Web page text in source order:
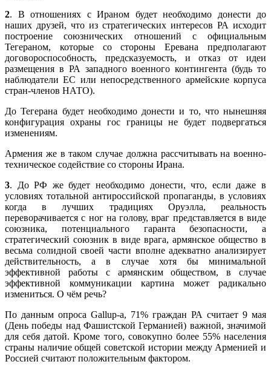
2. В отношениях с Ираном будет необходимо донести до
наших друзей, что из стратегических интересов РА исходит
построение союзнических отношений с официальным
Тегераном, которые со стороны Еревана предполагают
договороспособность, предсказуемость, и отказ от идеи
размещения в РА западного военного контингента (будь то
наблюдатели ЕС или непосредственного армейские корпуса
стран-членов НАТО).
До Тегерана будет необходимо донести и то, что нынешняя
конфигурация охраны гос границы не будет подвергаться
изменениям.
Армения же в таком случае должна рассчитывать на военно-
техническое содействие со стороны Ирана.
3. До РФ же будет необходимо донести, что, если даже в
условиях тотальной антироссийской пропаганды, в условиях
когда в лучших традициях Оруэлла, реальность
переворачивается с ног на голову, враг представляется в виде
союзника, потенциального гаранта безопасности, а
стратегический союзник в виде врага, армянское общество в
весьма солидной своей части вполне адекватно анализирует
действительность, а в случае хотя бы минимальной
эффективной работы с армянским обществом, в случае
эффективной коммуникации картина может радикально
измениться. О чём речь?
По данным опроса Gallup-а, 71% граждан РА считает 9 мая
(День победы над Фашистской Германией) важной, значимой
для себя датой. Кроме того, совокупно более 55% населения
страны наличие общей советской истории между Арменией и
Россией считают положительным фактором.